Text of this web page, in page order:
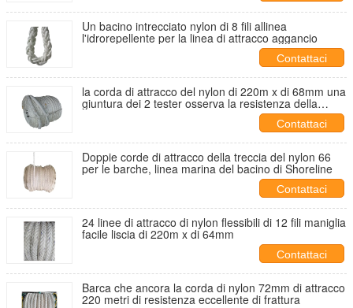
Un bacino intrecciato nylon di 8 fili allinea
l'idrorepellente per la linea di attracco aggancio
Contattaci
la corda di attracco del nylon di 220m x di 68mm una
giuntura dei 2 tester osserva la resistenza della
Contattaci
Doppie corde di attracco della treccia del nylon 66
per le barche, linea marina del bacino di Shoreline
Contattaci
24 linee di attracco di nylon flessibili di 12 fili maniglia
facile liscia di 220m x di 64mm
Contattaci
Barca che ancora la corda di nylon 72mm di attracco
220 metri di resistenza eccellente di frattura